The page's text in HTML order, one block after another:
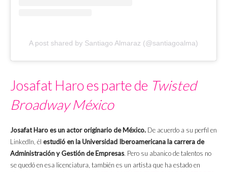
A post shared by Santiago Almaraz (@santiagoalma)
Josafat Haro es parte de Twisted
Broadway México
Josafat Haro es un actor originario de México. De acuerdo a su perfil en
LinkedIn, él estudió en la Universidad Iberoamericana la carrera de
Administración y Gestión de Empresas. Pero su abanico de talentos no
se quedó en esa licenciatura, también es un artista que ha estado en